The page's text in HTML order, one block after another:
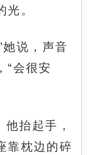
。
说，声音
“会很安
抬起手，
靠枕边的碎